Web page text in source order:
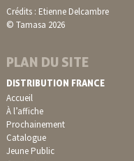
Crédits : Etienne Delcambre
© Tamasa 2026
PLAN DU SITE
DISTRIBUTION FRANCE
Accueil
À l’affiche
Prochainement
Catalogue
Jeune Public